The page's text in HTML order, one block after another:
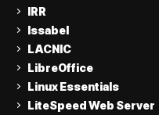
IRR
Issabel
LACNIC
LibreOffice
Linux Essentials
LiteSpeed Web Server